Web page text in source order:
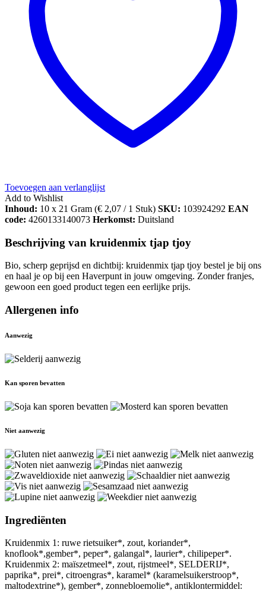
Toevoegen aan verlanglijst
Add to Wishlist
Inhoud: 10 x 21 Gram (€ 2,07 / 1 Stuk) SKU: 103924292 EAN
code: 4260133140073 Herkomst: Duitsland
Beschrijving van kruidenmix tjap tjoy
Bio, scherp geprijsd en dichtbij: kruidenmix tjap tjoy bestel je bij ons
en haal je op bij een Haverpunt in jouw omgeving. Zonder franjes,
gewoon een goed product tegen een eerlijke prijs.
Allergenen info
Aanwezig
Kan sporen bevatten
Niet aanwezig
Ingrediënten
Kruidenmix 1: ruwe rietsuiker*, zout, koriander*,
knoflook*,gember*, peper*, galangal*, laurier*, chilipeper*.
Kruidenmix 2: maïszetmeel*, zout, rijstmeel*, SELDERIJ*,
paprika*, prei*, citroengras*, karamel* (karamelsuikerstroop*,
maltodextrine*), gember*, zonnebloemolie*, antiklontermiddel: